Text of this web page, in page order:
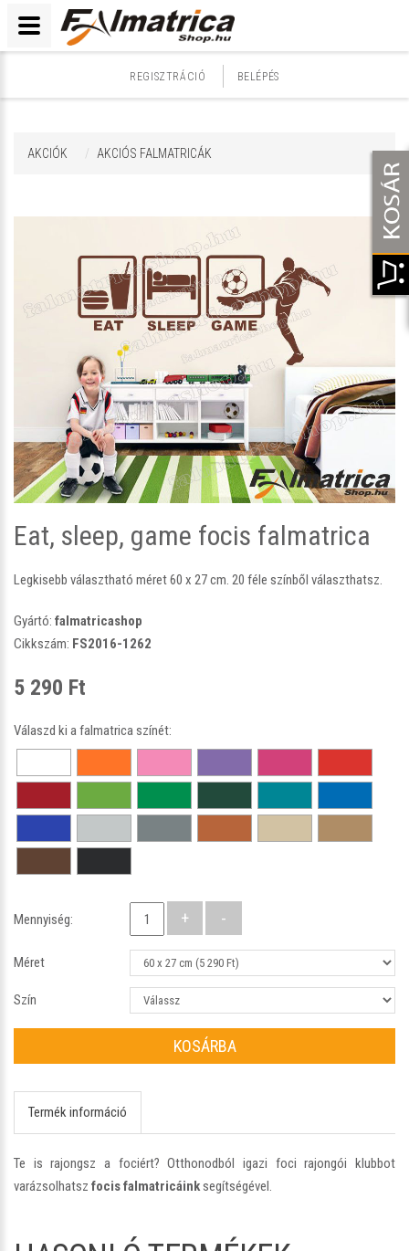
REGISZTRÁCIÓ BELÉPÉS
AKCIÓK AKCIÓS FALMATRICÁK
Eat, sleep, game focis falmatrica
Legkisebb választható méret 60 x 27 cm. 20 féle színből választhatsz.
Gyártó: falmatricashop
Cikkszám: FS2016-1262
5 290 Ft
Válaszd ki a falmatrica színét:
Mennyiség:
Méret
Szín
KOSÁRBA
Termék információ
Te is rajongsz a fociért? Otthonodból igazi foci rajongói klubbot
varázsolhatsz focis falmatricáinksegítségével.